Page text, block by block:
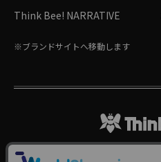
Think Bee! NARRATIVE
※ブランドサイトへ移動します